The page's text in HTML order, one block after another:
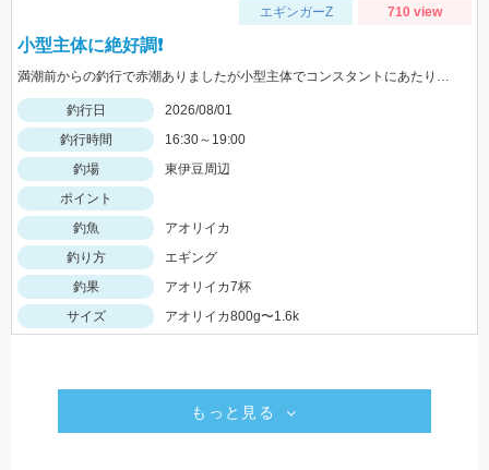
エギンガーZ 710 view
小型主体に絶好調❗️
満潮前からの釣行で赤潮ありましたが小型主体でコンスタントにあたりがありました
釣行日
2026/08/01
釣行時間
16:30～19:00
釣場
東伊豆周辺
ポイント
釣魚
アオリイカ
釣り方
エギング
釣果
アオリイカ7杯
サイズ
アオリイカ800g〜1.6k
もっと見る